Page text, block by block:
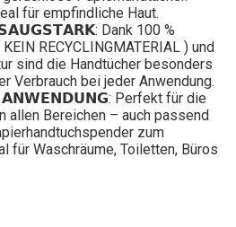
für empfindliche Haut.
Dank 100 %
RECYCLINGMATERIAL ) und
sind die Handtücher besonders
Verbrauch bei jeder Anwendung.
𝗔𝗡𝗪𝗘𝗡𝗗𝗨𝗡𝗚: Perfekt für die
allen Bereichen – auch passend
zum
für Waschräume, Toiletten, Büros